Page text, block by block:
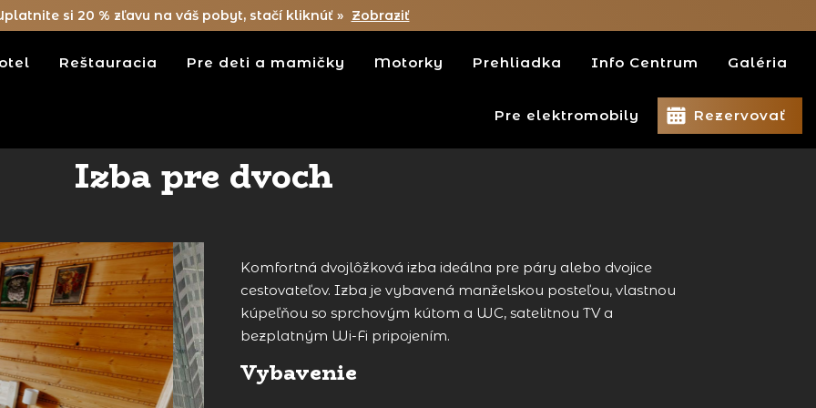
si 20 % zľavu na váš pobyt, stačí kliknúť » Zobraziť
Reštauracia Pre deti a mamičky Motorky Prehliadka Info Centrum Galéria
Pre elektromobily Rezervovať
Izba pre dvoch
Komfortná dvojlôžková izba ideálna pre páry alebo dvojice
cestovateľov. Izba je vybavená manželskou posteľou, vlastnou
kúpeľňou so sprchovým kútom a WC, satelitnou TV a
bezplatným Wi-Fi pripojením.
Vybavenie